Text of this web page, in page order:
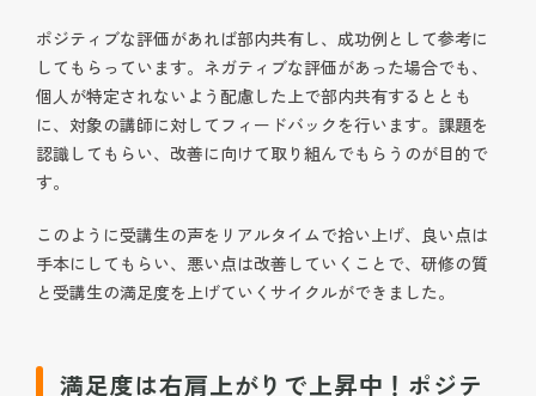
ポジティブな評価があれば部内共有し、成功例として参考に
してもらっています。ネガティブな評価があった場合でも、
個人が特定されないよう配慮した上で部内共有するととも
に、対象の講師に対してフィードバックを行います。課題を
認識してもらい、改善に向けて取り組んでもらうのが目的で
す。
このように受講生の声をリアルタイムで拾い上げ、良い点は
手本にしてもらい、悪い点は改善していくことで、研修の質
と受講生の満足度を上げていくサイクルができました。
満足度は右肩上がりで上昇中！ポジテ